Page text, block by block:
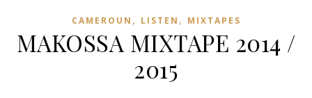
CAMEROUN , LISTEN , MIXTAPES
MAKOSSA MIXTAPE 2014 /
2015